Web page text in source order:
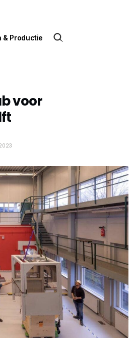
& Productie
voor